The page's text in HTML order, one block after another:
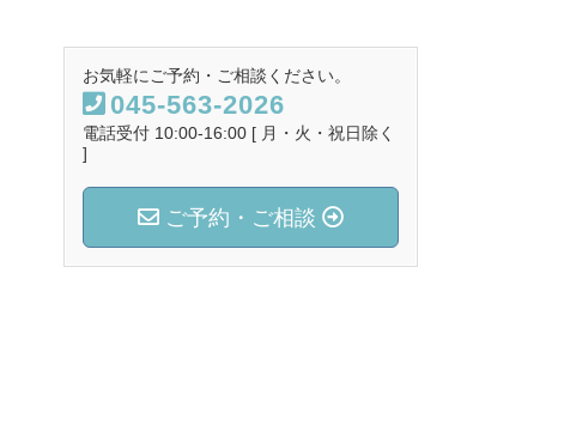
お気軽にご予約・ご相談ください。
045-563-2026
電話受付 10:00-16:00 [ 月・火・祝日除く
]
ご予約・ご相談